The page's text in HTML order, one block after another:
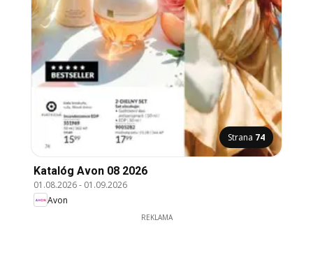
Strana 74
Katalóg Avon 08 2026
01.08.2026- 01.09.2026
Avon
REKLAMA